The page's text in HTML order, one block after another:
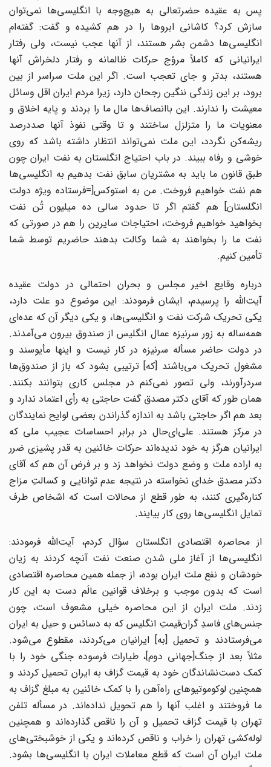
پس به عقیده حضرتعالی به هیچ‌وجه با انگلیسی‌ها نمی‌توان
سازش کرد؟ کاشانی ابروها را در هم کشیده و گفت: گفته‌ام
انگلیسی‌ها دشمن بشر هستند، از آنها عجب نیست، ولی رفتار
ایرانیانی که کاملاً مروّج حرکات ظالمانه و رفتار دلخراش آنها
هستند، بدتر و جای تعجب است. اگر این ملت سراسر از بین
برود، بر این زندگی ننگین رجحان دارد، زیرا مردم ایران اقل وسائل
معیشت را ندارند. این باانصاف‌ها مال ما را بردند و پایه اخلاق و
معنویات ما را متزلزل ساختند و تا وقتی نفوذ آنها صددرصد
ریشه‌کن نگردد، این ملت نمی‌تواند انتظار داشته باشد که روی
خوشی و رفاه ببیند. در باب احتیاج انگلستان به نفت ایران چون
طبق قانون ما باید به مشتریان سابق نفت بدهیم به انگلیسی‌ها
هم نفت خواهیم فروخت. من به استوکس[=فرستاده ویژه دولت
انگلستان] هم گفتم اگر تا حدود سالی ده میلیون تُن نفت
بخواهید خواهیم فروخت، احتیاجات سایرین را هم در صورتی که
نفت ما را بخواهند به شما وکالت بدهند حاضریم توسط شما
تأمین کنیم.
درباره وقایع اخیر مجلس و بحران احتمالی در دولت عقیده
آیت‌الله را پرسیدم، ایشان فرمودند: این موضوع دو علت دارد،
یکی تحریک شرکت نفت و انگلیسی‌ها، و یکی دیگر آن که عده‌ای
همه‌ساله به زور سرنیزه عمال انگلیس از صندوق بیرون می‌آمدند.
در دولت حاضر مسأله سرنیزه در کار نیست و اینها مأیوسند و
مشغول تحریک می‌باشند [که] ترتیبی بشود که باز از صندوق‌ها
سردرآورند، ولی تصور نمی‌کنم در مجلس کاری بتوانند بکنند.
همان طور که آقای دکتر مصدق گفت حاجتی به رأی اعتماد ندارد و
بعد هم اگر حاجتی باشد به اندازه گذراندن بعضی لوایح نمایندگان
در مرکز هستند. علی‌ای‌حال در برابر احساسات عجیب ملی که
ایرانیان هرگز به خود ندیده‌اند حرکات خائنین به قدر پشیزی ضرر
به اراده ملت و وضع دولت نخواهد زد و بر فرض آن هم که آقای
دکتر مصدق خدای نخواسته در نتیجه عدم توانایی و کسالتِ مزاج
کناره‌گیری کنند، به طور قطع از محالات است که اشخاص طرف
تمایل انگلیسی‌ها روی کار بیایند.
از محاصره اقتصادی انگلستان سؤال کردم، آیت‌الله فرمودند:
انگلیسی‌ها از آغاز ملی شدن صنعت نفت آنچه کردند به زیان
خودشان و نفع ملت ایران بوده، از جمله همین محاصره اقتصادی
است که بدون موجب و برخلاف قوانین عالَم دست به این کار
زدند. ملت ایران از این محاصره خیلی مشعوف است، چون
جنس‌های فاسدِ گران‌قیمتِ انگلیس که به دسائس و حیل به ایران
می‌فرستادند و تحمیل [به] ایرانیان می‌کردند، مقطوع می‌شود.
مثلاً بعد از جنگ[جهانی دوم]، طیارات فرسوده جنگی خود را با
کمک دست‌نشاندگان خود به قیمت گزاف به ایران تحمیل کردند و
همچنین لوکوموتیوهای راه‌آهن را با کمک خائنین به مبلغ گزاف به
ما فروختند و اغلب آنها را هم تحویل نداده‌اند. در مسأله تلفن
تهران با قیمت گزاف تحمیل و آن را ناقص گذارده‌اند و همچنین
لوله‌کشی تهران را خراب و ناقص کرده‌اند و یکی از خوشبختی‌های
ملت ایران آن است که قطع معاملات ایران با انگلیسی‌ها بشود.